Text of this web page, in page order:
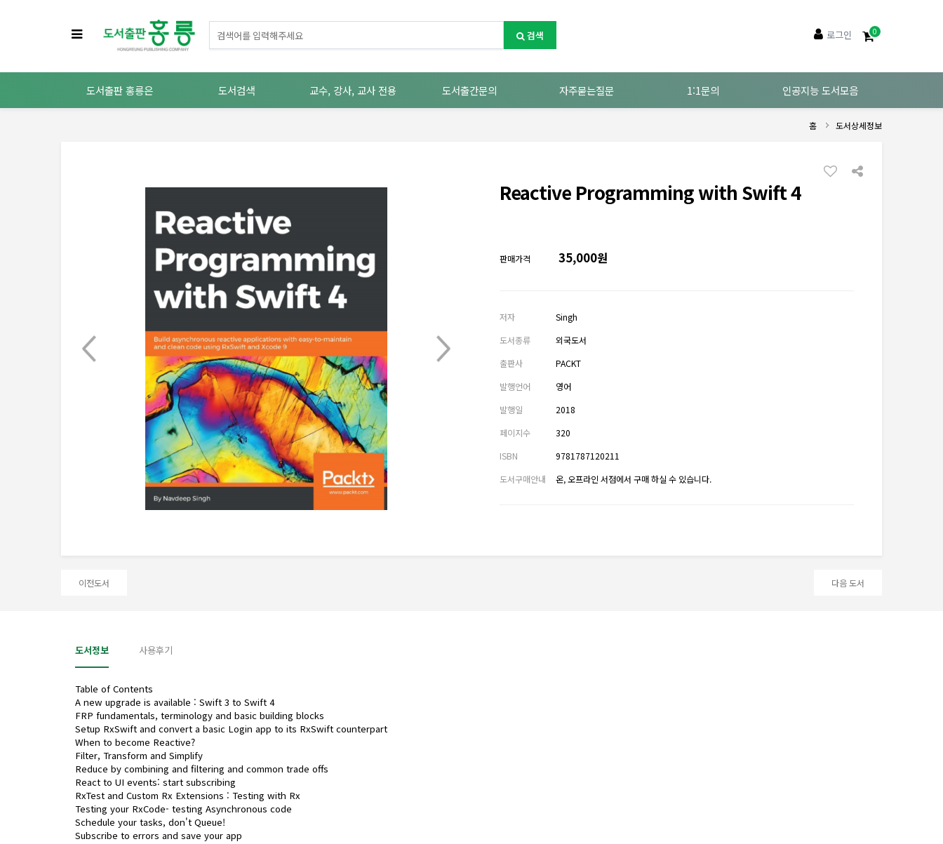
검색 로그인 0
도서출판 홍릉은 도서검색 교수, 강사, 교사 전용 도서출간문의 자주묻는질문 1:1문의 인공지능 도서모음
홈 도서상세정보
Next
Reactive Programming with Swift 4
판매가격 35,000원
저자
Singh
도서종류
외국도서
출판사
PACKT
발행언어
영어
발행일
2018
페이지수
320
ISBN
9781787120211
도서구매안내
온, 오프라인 서점에서 구매 하실 수 있습니다.
이전도서 다음 도서
도서정보 사용후기
Table of Contents
A new upgrade is available : Swift 3 to Swift 4
FRP fundamentals, terminology and basic building blocks
Setup RxSwift and convert a basic Login app to its RxSwift counterpart
When to become Reactive?
Filter, Transform and Simplify
Reduce by combining and filtering and common trade offs
React to UI events: start subscribing
RxTest and Custom Rx Extensions : Testing with Rx
Testing your RxCode- testing Asynchronous code
Schedule your tasks, don't Queue!
Subscribe to errors and save your app